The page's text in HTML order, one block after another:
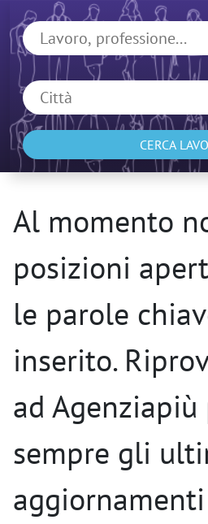
CERCA
Al momento
posizioni
le parole
inserito.
ad Agenziapiù
sempre gli